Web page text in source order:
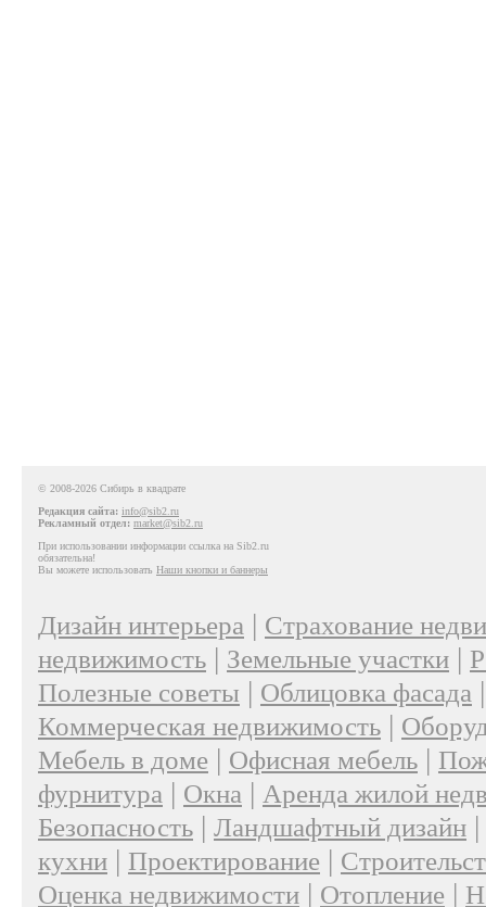
© 2008-2026 Сибирь в квадрате
Редакция сайта: info@sib2.ru
Рекламный отдел: market@sib2.ru
При использовании информации ссылка на Sib2.ru
обязательна!
Вы можете использовать Наши кнопки и баннеры
Дизайн интерьера | Страхование
недвижимость | Земельные участки |
Полезные советы | Облицовка фасада
Коммерческая недвижимость |
Мебель в доме | Офисная мебель |
фурнитура | Окна | Аренда жилой
Безопасность | Ландшафтный дизайн |
кухни | Проектирование |
Оценка недвижимости | Отопление |